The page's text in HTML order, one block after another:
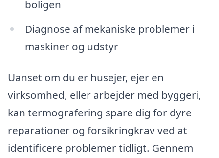
boligen
Diagnose af mekaniske problemer i
maskiner og udstyr
Uanset om du er husejer, ejer en
virksomhed, eller arbejder med byggeri,
kan termografering spare dig for dyre
reparationer og forsikringkrav ved at
identificere problemer tidligt. Gennem